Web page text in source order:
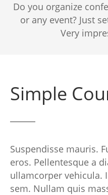
Do you organize
or any event? Just
Very
Simple
Suspendisse mauris.
eros. Pellentesque a
ullamcorper vehicula.
sem. Nullam quis